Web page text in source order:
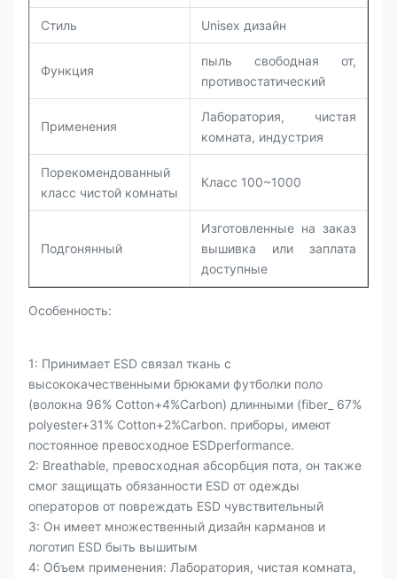
Стиль Unisex дизайн
Функция
пыль свободная от,
противостатический
Применения
Лаборатория, чистая
комната, индустрия
Порекомендованный
класс чистой комнаты
Класс 100~1000
Подгонянный
Изготовленные на заказ
вышивка или заплата
доступные
Особенность:
1: Принимает ESD связал ткань с
высококачественными брюками футболки поло
(волокна 96% Cotton+4%Carbon) длинными (fiber_ 67%
polyester+31% Cotton+2%Carbon. приборы, имеют
постоянное превосходное ESDperformance.
2: Breathable, превосходная абсорбция пота, он также
смог защищать обязанности ESD от одежды
операторов от повреждать ESD чувствительный
3: Он имеет множественный дизайн карманов и
логотип ESD быть вышитым
4: Объем применения: Лаборатория, чистая комната,